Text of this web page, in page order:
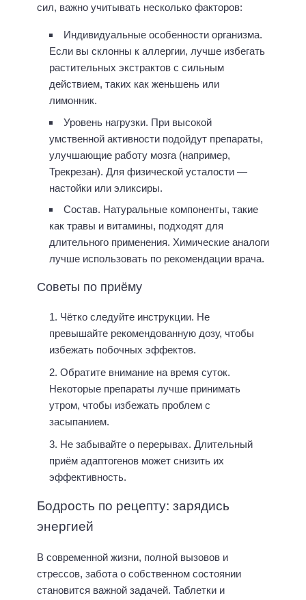
сил, важно учитывать несколько факторов:
Индивидуальные особенности организма.
Если вы склонны к аллергии, лучше избегать
растительных экстрактов с сильным
действием, таких как женьшень или
лимонник.
Уровень нагрузки. При высокой
умственной активности подойдут препараты,
улучшающие работу мозга (например,
Трекрезан). Для физической усталости —
настойки или эликсиры.
Состав. Натуральные компоненты, такие
как травы и витамины, подходят для
длительного применения. Химические аналоги
лучше использовать по рекомендации врача.
Советы по приёму
Чётко следуйте инструкции. Не
превышайте рекомендованную дозу, чтобы
избежать побочных эффектов.
Обратите внимание на время суток.
Некоторые препараты лучше принимать
утром, чтобы избежать проблем с
засыпанием.
Не забывайте о перерывах. Длительный
приём адаптогенов может снизить их
эффективность.
Бодрость по рецепту: зарядись
энергией
В современной жизни, полной вызовов и
стрессов, забота о собственном состоянии
становится важной задачей. Таблетки и